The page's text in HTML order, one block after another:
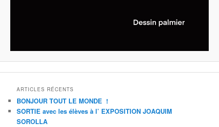
ARTICLES RÉCENTS
BONJOUR TOUT LE MONDE !
SORTIE avec les élèves à l’ EXPOSITION JOAQUIM
SOROLLA